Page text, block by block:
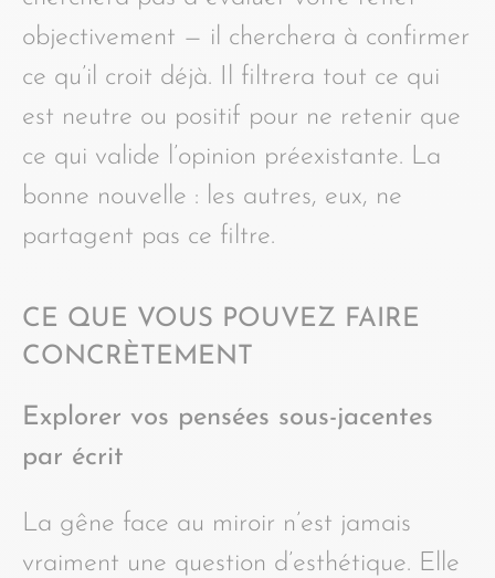
objectivement — il cherchera à confirmer
ce qu’il croit déjà. Il filtrera tout ce qui
est neutre ou positif pour ne retenir que
ce qui valide l’opinion préexistante. La
bonne nouvelle : les autres, eux, ne
partagent pas ce filtre.
CE QUE VOUS POUVEZ FAIRE
CONCRÈTEMENT
Explorer vos pensées sous-jacentes
par écrit
La gêne face au miroir n’est jamais
vraiment une question d’esthétique. Elle